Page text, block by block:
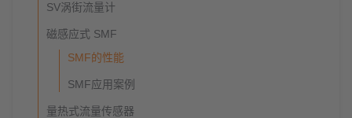
SV涡街流量计
磁感应式 SMF
SMF的性能
SMF应用案例
量热式流量传感器